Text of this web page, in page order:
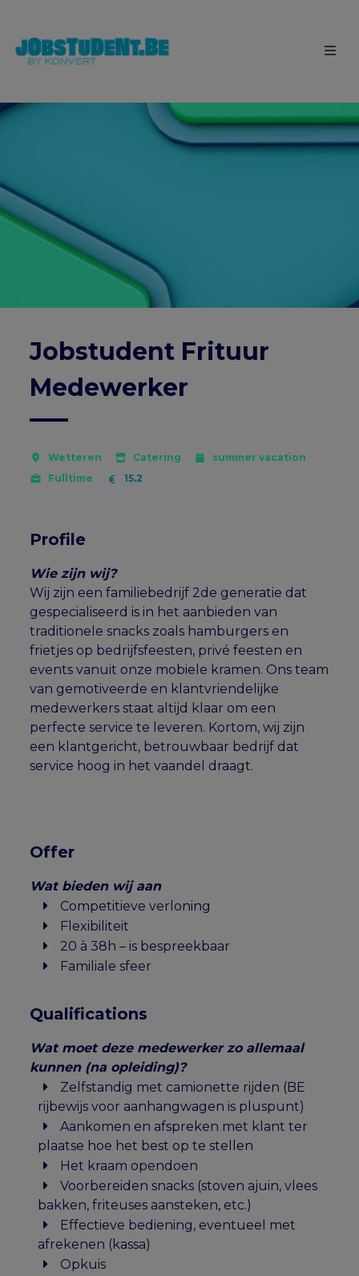
Jobstudent Frituur
Medewerker
Wetteren Catering
summer vacation
Fulltime
15.2
Profile
Wie zijn wij?
Wij zijn een familiebedrijf 2de generatie dat
gespecialiseerd is in het aanbieden van
traditionele snacks zoals hamburgers en
frietjes op bedrijfsfeesten, privé feesten en
events vanuit onze mobiele kramen. Ons team
van gemotiveerde en klantvriendelijke
medewerkers staat altijd klaar om een
perfecte service te leveren. Kortom, wij zijn
een klantgericht, betrouwbaar bedrijf dat
service hoog in het vaandel draagt.
Offer
Wat bieden wij aan
Competitieve verloning
Flexibiliteit
20 à 38h – is bespreekbaar
Familiale sfeer
Qualifications
Wat moet deze medewerker zo allemaal
kunnen (na opleiding)?
Zelfstandig met camionette rijden (BE
rijbewijs voor aanhangwagen is pluspunt)
Aankomen en afspreken met klant ter
plaatse hoe het best op te stellen
Het kraam opendoen
Voorbereiden snacks (stoven ajuin, vlees
bakken, friteuses aansteken, etc.)
Effectieve bediening, eventueel met
afrekenen (kassa)
Opkuis